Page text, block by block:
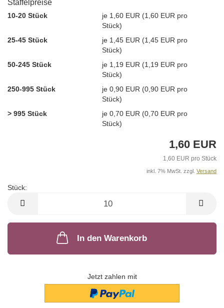
Staffelpreise
10-20 Stück
je 1,60 EUR (1,60 EUR pro
Stück)
25-45 Stück
je 1,45 EUR (1,45 EUR pro
Stück)
50-245 Stück
je 1,19 EUR (1,19 EUR pro
Stück)
250-995 Stück
je 0,90 EUR (0,90 EUR pro
Stück)
> 995 Stück
je 0,70 EUR (0,70 EUR pro
Stück)
1,60 EUR
1,60 EUR pro Stück
inkl. 7% MwSt. zzgl. Versand
Stück:
In den Warenkorb
Jetzt zahlen mit